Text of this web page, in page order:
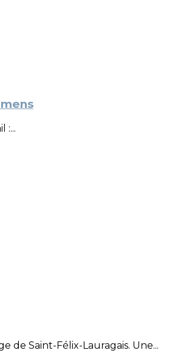
:...
de Saint-Félix-Lauragais. Une...